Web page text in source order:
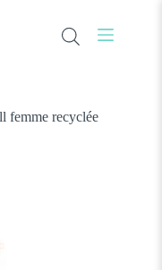
femme recyclée